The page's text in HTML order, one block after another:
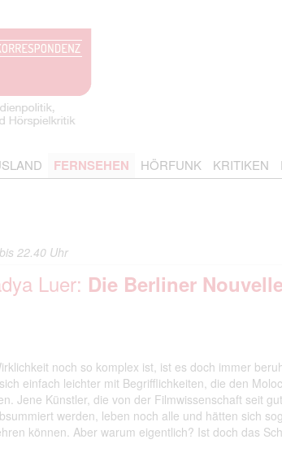
FERNSEHEN HÖRFUNK KRITIKEN
22.40 Uhr
Luer: Die Berliner
noch so komplex ist, ist es doch immer
einfach leichter mit Begrifflichkeiten, die den
Jene Künstler, die von der Filmwissenschaft seit
werden, leben noch alle und hätten sich
können. Aber warum eigentlich? Ist doch das